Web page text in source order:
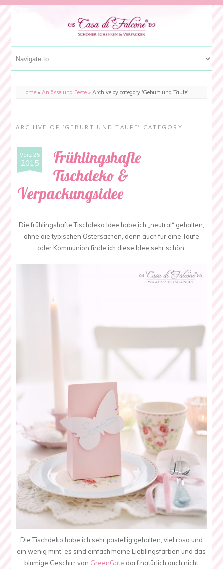
Home »Anlässe und Feste »Archive by category 'Geburt und Taufe'
ARCHIVE OF ‘GEBURT UND TAUFE’ CATEGORY
März 25
2015
Frühlingshafte
Tischdeko &
Verpackungsidee
Die frühlingshafte Tischdeko Idee habe ich „neutral“ gehalten,
ohne die typischen Ostersachen, denn auch für eine Taufe
oder Kommunion finde ich diese Idee sehr schön.
Die Tischdeko habe ich sehr pastellig gehalten, viel rosa und
ein wenig mint, es sind einfach meine Lieblingsfarben und das
blumige Geschirr von GreenGate darf natürlich auch nicht